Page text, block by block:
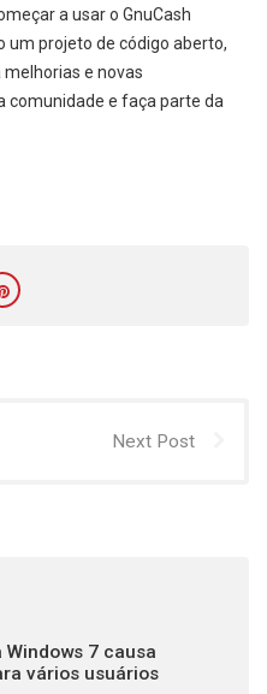
a usar o GnuCash
um projeto de código aberto,
e novas
comunidade e faça parte da
Next Post
Windows 7 causa
vários usuários